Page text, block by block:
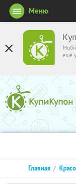
ещё
Меню
Главная